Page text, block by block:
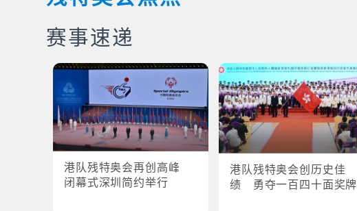
赛事速递
港队残特奥会再创高峰
闭幕式深圳简约举行
港队残特奥会创历史佳
绩 勇夺一百四十面奖牌